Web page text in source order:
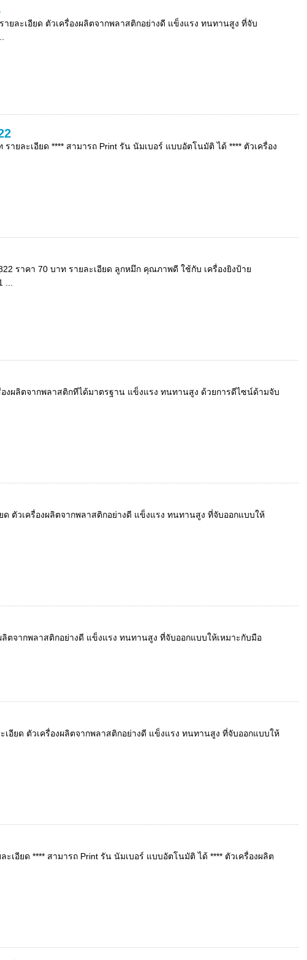
ายละเอียด ตัวเครื่องผลิตจากพลาสติกอย่างดี แข็งแรง ทนทานสูง ที่จับ
รายละเอียด **** สามารถ Print รัน นัมเบอร์ แบบอัตโนมัติ ได้ **** ตัวเครื่อง
ราคา 70 บาท รายละเอียด ลูกหมึก คุณภาพดี ใช้กับ เครื่องยิงป้าย
...
งผลิตจากพลาสติกทีได้มาตรฐาน แข็งแรง ทนทานสูง ด้วยการดีไซน์ด้ามจับ
ด ตัวเครื่องผลิตจากพลาสติกอย่างดี แข็งแรง ทนทานสูง ที่จับออกแบบให้
ลิตจากพลาสติกอย่างดี แข็งแรง ทนทานสูง ที่จับออกแบบให้เหมาะกับมือ
เอียด ตัวเครื่องผลิตจากพลาสติกอย่างดี แข็งแรง ทนทานสูง ที่จับออกแบบให้
ะเอียด **** สามารถ Print รัน นัมเบอร์ แบบอัตโนมัติ ได้ **** ตัวเครื่องผลิต